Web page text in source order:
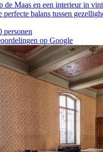
de Maas en een interieur in
perfecte balans tussen
personen
op Google